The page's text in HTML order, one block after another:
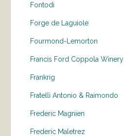
Fontodi
Forge de Laguiole
Fourmond-Lemorton
Francis Ford Coppola Winery
Frankrig
Fratelli Antonio & Raimondo
Frederic Magnien
Frederic Maletrez